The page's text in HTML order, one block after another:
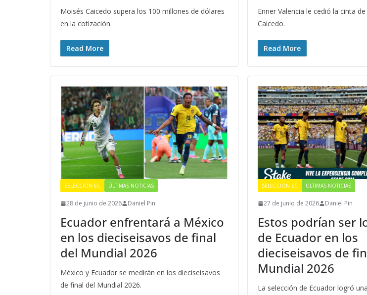
Moisés Caicedo supera los 100 millones de dólares
en la cotización.
Read More
Enner Valencia le cedió la cinta
Caicedo.
Read More
SELECCIÓN EC ÚLTIMAS NOTICIAS
28 de junio de 2026 Daniel Pin
Ecuador enfrentará a México
en los dieciseisavos de final
del Mundial 2026
México y Ecuador se medirán en los dieciseisavos
de final del Mundial 2026.
SELECCIÓN EC ÚLTIMAS NOTICIAS
27 de junio de 2026 Daniel Pin
Estos podrían ser
de Ecuador en los
dieciseisavos de
Mundial 2026
La selección de Ecuador logró